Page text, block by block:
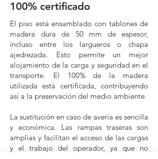
100% certificado
El piso está ensamblado con tablones de
madera dura de 50 mm de espesor,
incluso entre los largueros o chapa
ajedrezada. Esto permite un mejor
alojamiento de la carga y seguridad en el
transporte. El 100% de la madera
utilizada está certificada, contribuyendo
así a la preservación del medio ambiente.
La sustitución en caso de avería es sencilla
y económica. Las rampas traseras son
amplias y facilitan el acceso de las cargas
y el trabajo del operador, ya que no